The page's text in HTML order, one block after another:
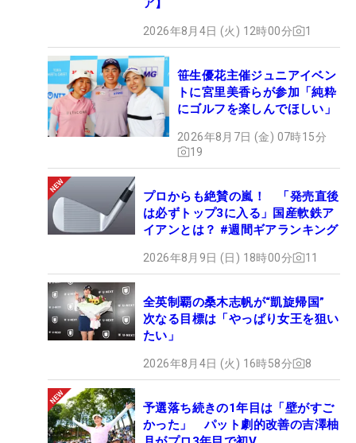
ア】
2026年8月4日 (火) 12時00分 1
笹生優花主催ジュニアイベン
トに宮里美香らが参加「純粋
にゴルフを楽しんでほしい」
2026年8月7日 (金) 07時15分
19
プロからも絶賛の嵐！ 「発売直後
は必ずトップ3に入る」国産軟鉄ア
イアンとは？ #週間ギアランキング
2026年8月9日 (日) 18時00分 11
全英制覇の桑木志帆が“凱旋帰国”
次なる目標は「やっぱり女王を狙い
たい」
2026年8月4日 (火) 16時58分 8
予選落ち続きの1年目は「壁がすご
かった」 パット劇的改善の吉澤柚